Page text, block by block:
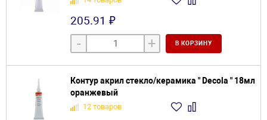
205.91 ₽
- + В КОРЗИНУ
Контур акрил стекло/керамика " Decola " 18мл
оранжевый
12 товаров